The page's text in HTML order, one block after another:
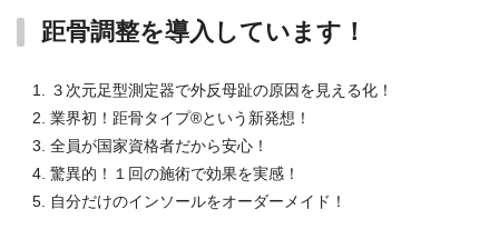
距骨調整を導入しています！
３次元足型測定器で外反母趾の原因を見える化！
業界初！距骨タイプ®という新発想！
全員が国家資格者だから安心！
驚異的！１回の施術で効果を実感！
自分だけのインソールをオーダーメイド！